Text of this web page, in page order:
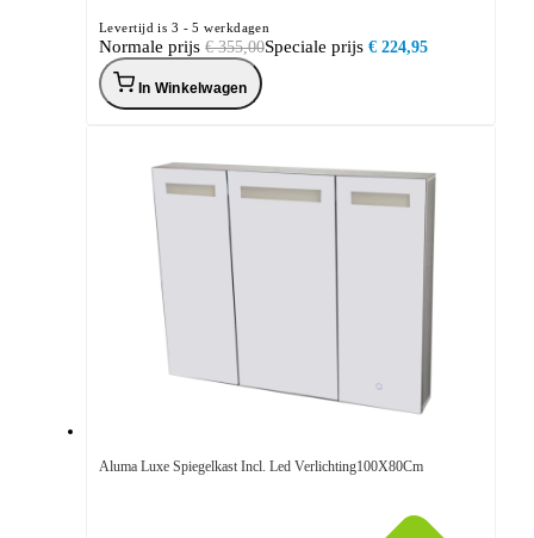
Levertijd is 3 - 5 werkdagen
Speciale prijs € 224,95
Normale prijs € 355,00
In Winkelwagen
Aluma Luxe Spiegelkast Incl. Led Verlichting100X80Cm